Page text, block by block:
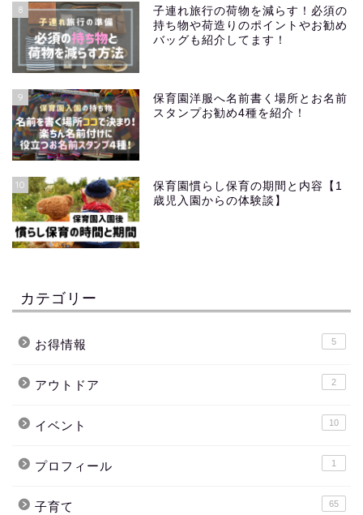
8
子連れ旅行の荷物を減らす！必須の
持ち物や荷造りのポイントやお勧め
バッグも紹介してます！
9
保育園洋服へ名前書く場所とお名前
スタンプお勧め4種を紹介！
10
保育園慣らし保育の期間と内容【1
歳児入園からの体験談】
カテゴリー
お得情報 5
アウトドア 2
イベント 10
プロフィール 1
子育て 65